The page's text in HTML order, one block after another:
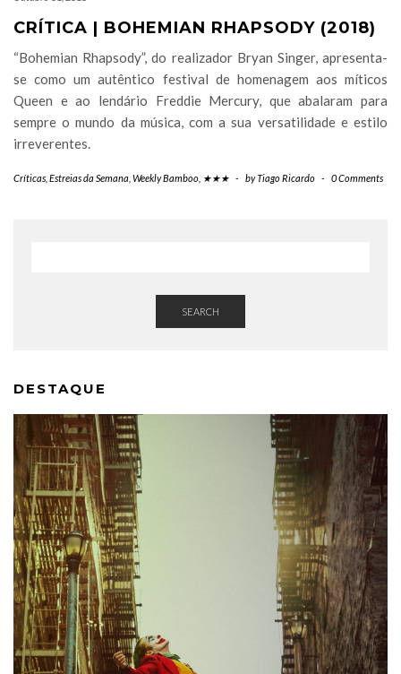
CRÍTICA | BOHEMIAN RHAPSODY (2018)
“Bohemian Rhapsody” , do realizador Bryan Singer, apresenta-
se como um autêntico festival de homenagem aos míticos
Queen e ao lendário Freddie Mercury, que abalaram para
sempre o mundo da música, com a sua versatilidade e estilo
irreverentes.
Críticas Estreias da Semana Weekly Bamboo ★★★ - byTiago Ricardo - 0 Comments
SEARCH
DESTAQUE